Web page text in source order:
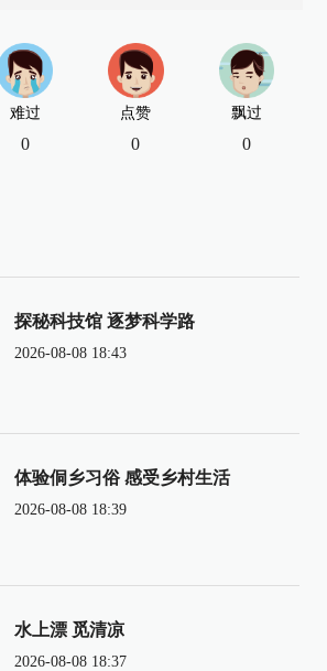
难过
0
点赞
0
飘过
0
探秘科技馆 逐梦科学路
2026-08-08 18:43
体验侗乡习俗 感受乡村生活
2026-08-08 18:39
水上漂 觅清凉
2026-08-08 18:37